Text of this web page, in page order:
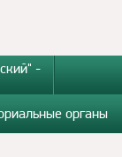
-
органы